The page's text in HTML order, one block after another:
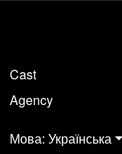
Cast
Agency
Мова: Українська